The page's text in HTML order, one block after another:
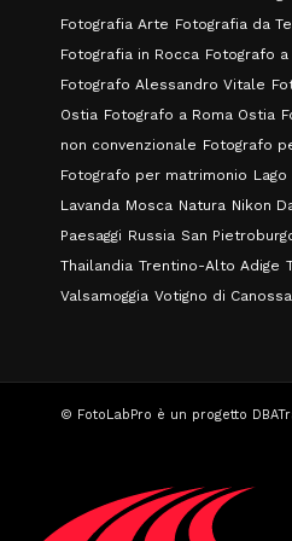
Fotografia Arte Fotografia da
Fotografia in Rocca Fotografo a
Fotografo Alessandro Vitale
Ostia Fotografo a Roma Ostia
non convenzionale Fotografo
Fotografo per matrimonio
Lavanda Mosca Natura Nikon
Paesaggi Russia San
Thailandia Trentino-Alto Adige
Valsamoggia Votigno di Canossa
© FotoLabPro è un progetto